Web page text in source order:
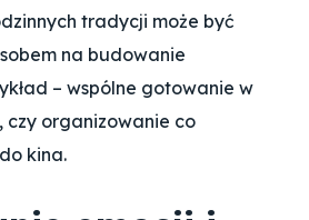
tradycji może być
na budowanie
– wspólne gotowanie w
czy organizowanie co
kina.